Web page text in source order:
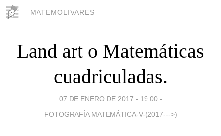
MATEMOLIVARES
Land art o Matemáticas
cuadriculadas.
07 DE ENERO DE 2017 - 19:00 -
FOTOGRAFÍA MATEMÁTICA-V-(2017--->)